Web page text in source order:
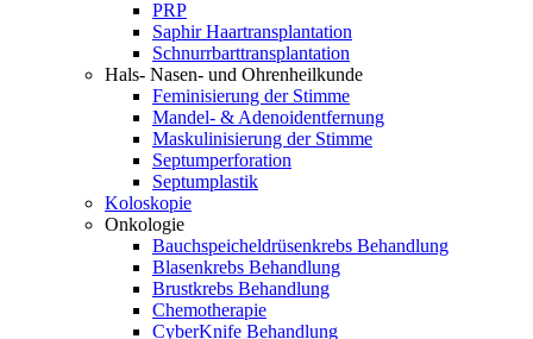
PRP
Saphir Haartransplantation
Schnurrbarttransplantation
Hals- Nasen- und Ohrenheilkunde
Feminisierung der Stimme
Mandel- & Adenoidentfernung
Maskulinisierung der Stimme
Septumperforation
Septumplastik
Koloskopie
Onkologie
Bauchspeicheldrüsenkrebs Behandlung
Blasenkrebs Behandlung
Brustkrebs Behandlung
Chemotherapie
CyberKnife Behandlung